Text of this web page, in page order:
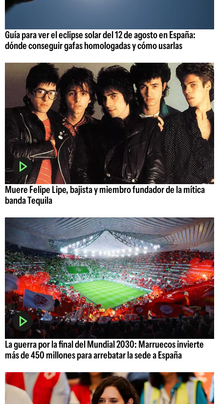
Guía para ver el eclipse solar del 12 de agosto en España:
dónde conseguir gafas homologadas y cómo usarlas
Muere Felipe Lipe, bajista y miembro fundador de la mítica
banda Tequila
La guerra por la final del Mundial 2030: Marruecos invierte
más de 450 millones para arrebatar la sede a España